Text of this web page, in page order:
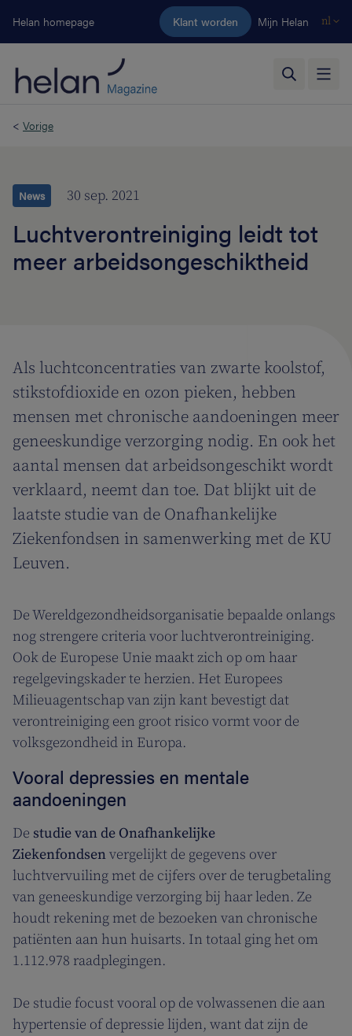
Ga naar de hoofdinhoud
Helan homepage Klant worden Mijn Helan nl
< Vorige
News 30 sep. 2021
Luchtverontreiniging leidt tot
meer arbeidsongeschiktheid
Als luchtconcentraties van zwarte koolstof,
stikstofdioxide en ozon pieken, hebben
mensen met chronische aandoeningen meer
geneeskundige verzorging nodig. En ook het
aantal mensen dat arbeidsongeschikt wordt
verklaard, neemt dan toe. Dat blijkt uit de
laatste studie van de Onafhankelijke
Ziekenfondsen in samenwerking met de KU
Leuven.
De Wereldgezondheidsorganisatie bepaalde onlangs
nog strengere criteria voor luchtverontreiniging.
Ook de Europese Unie maakt zich op om haar
regelgevingskader te herzien. Het Europees
Milieuagentschap van zijn kant bevestigt dat
verontreiniging een groot risico vormt voor de
volksgezondheid in Europa.
Vooral depressies en mentale
aandoeningen
De studie van de Onafhankelijke
Ziekenfondsenvergelijkt de gegevens over
luchtvervuiling met de cijfers over de terugbetaling
van geneeskundige verzorging bij haar leden. Ze
houdt rekening met de bezoeken van chronische
patiënten aan hun huisarts. In totaal ging het om
1.112.978 raadplegingen.
De studie focust vooral op de volwassenen die aan
hypertensie of depressie lijden, want dat zijn de